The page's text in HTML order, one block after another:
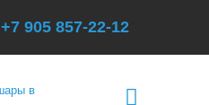
+7 905 857-22-12